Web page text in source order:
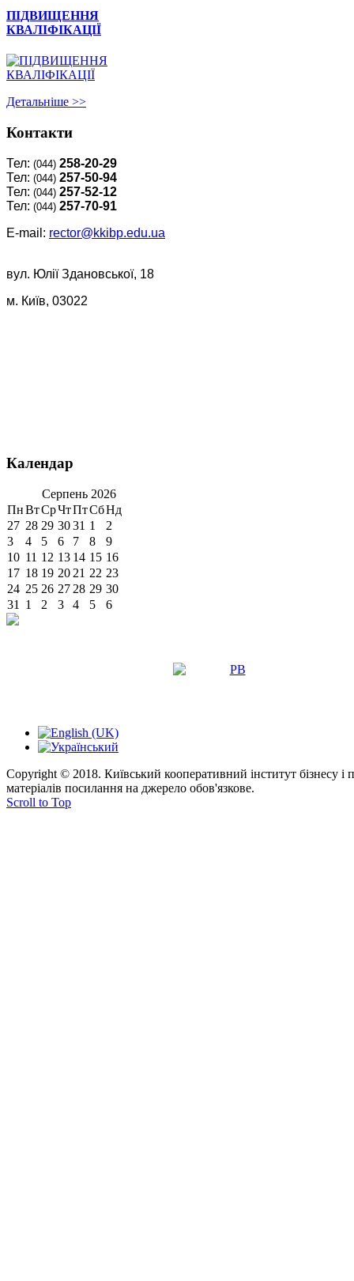
ПІДВИЩЕННЯ
КВАЛІФІКАЦІЇ
Детальнiше >>
Контакти
Тел: (044) 258-20-29
Тел: (044) 257-50-94
Тел: (044) 257-52-12
Тел: (044) 257-70-91
E-mail: rector@kkibp.edu.ua
вул. Юлії Здановської, 18
м. Київ, 03022
Календар
Серпень 2026
ПнВтСрЧтПтСбНд
27 28 29 3031 1
2
3
4 5 6 7 8
9
10 11 12 13 14 15 16
17 18 19 20 21 22 23
24 25 26 27 28 29 30
31
1 2 3 4 5 6
Copyright © 2018. Київський кооперативний інститут бізнесу
матеріалів посилання на джерело обов'язкове.
Scroll to Top